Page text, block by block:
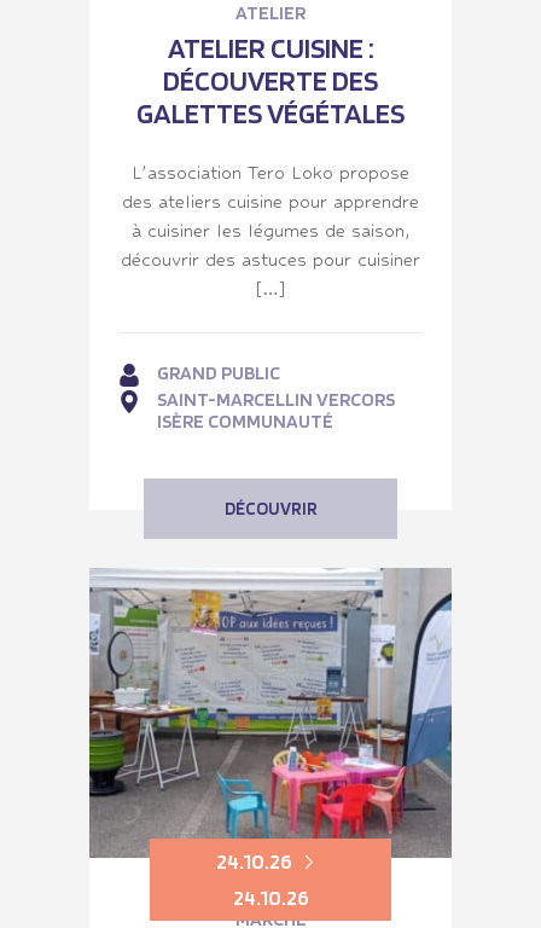
ATELIER
ATELIER CUISINE :
DÉCOUVERTE DES
GALETTES VÉGÉTALES
L’association Tero Loko propose
des ateliers cuisine pour apprendre
à cuisiner les légumes de saison,
découvrir des astuces pour cuisiner
[…]
GRAND PUBLIC
SAINT-MARCELLIN VERCORS
ISÈRE COMMUNAUTÉ
DÉCOUVRIR
24.10.26
24.10.26
MARCHÉ